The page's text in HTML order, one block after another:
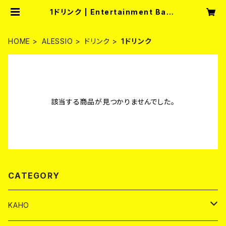
1ドリンク | Entertainment Bar f
HOME ALESSIO ドリンク 1ドリンク
該当する商品が見つかりませんでした。
CATEGORY
KAHO